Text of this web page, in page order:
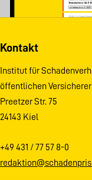
Kontakt
Institut für
öffentlichen Versicherer
Preetzer Str. 75
24143 Kiel
+49 431 / 77 57 8-0